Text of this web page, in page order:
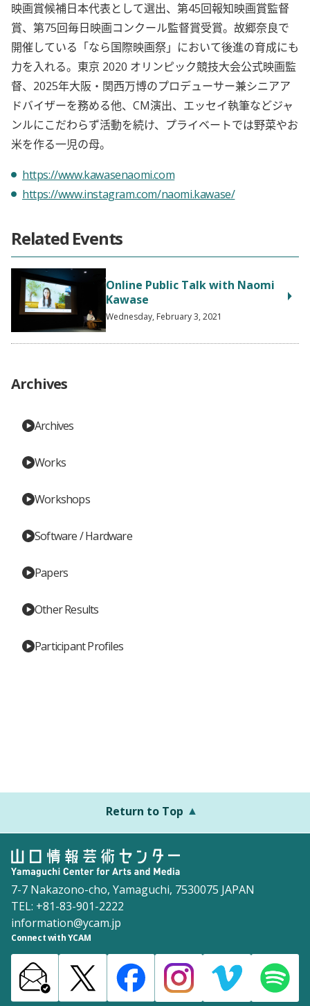
映画賞候補日本代表として選出、第45回報知映画賞監督
賞、第75回毎日映画コンクール監督賞受賞。故郷奈良で
開催している「なら国際映画祭」において後進の育成にも
力を入れる。東京 2020 オリンピック競技大会公式映画監
督、2025年大阪・関西万博のプロデューサー兼シニアア
ドバイザーを務める他、CM演出、エッセイ執筆などジャ
ンルにこだわらず活動を続け、プライベートでは野菜やお
米を作る一児の母。
https://www.kawasenaomi.com
https://www.instagram.com/naomi.kawase/
Related Events
Online Public Talk with Naomi
Kawase
Wednesday, February 3, 2021
Archives
Archives
Works
Workshops
Software / Hardware
Papers
Other Results
Participant Profiles
Return to Top
7-7 Nakazono-cho, Yamaguchi, 7530075 JAPAN
TEL: +81-83-901-2222
information@ycam.jp
Connect with YCAM